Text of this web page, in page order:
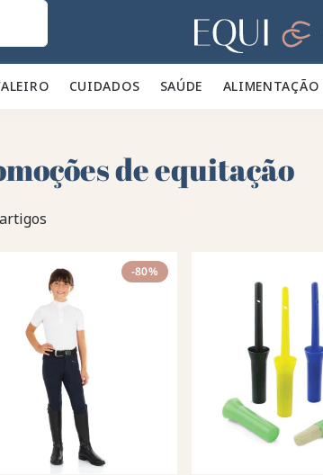
Lar
👕 CUIDADOS 🪮 SAÚDE ✨ ALIMENTAÇÃO
de equitação
-80%